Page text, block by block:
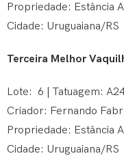
Propriedade: Estância
Cidade: Uruguaiana/RS
Terceira Melhor
Lote: 6 | Tatuagem:
Criador: Fernando
Propriedade: Estância
Cidade: Uruguaiana/RS